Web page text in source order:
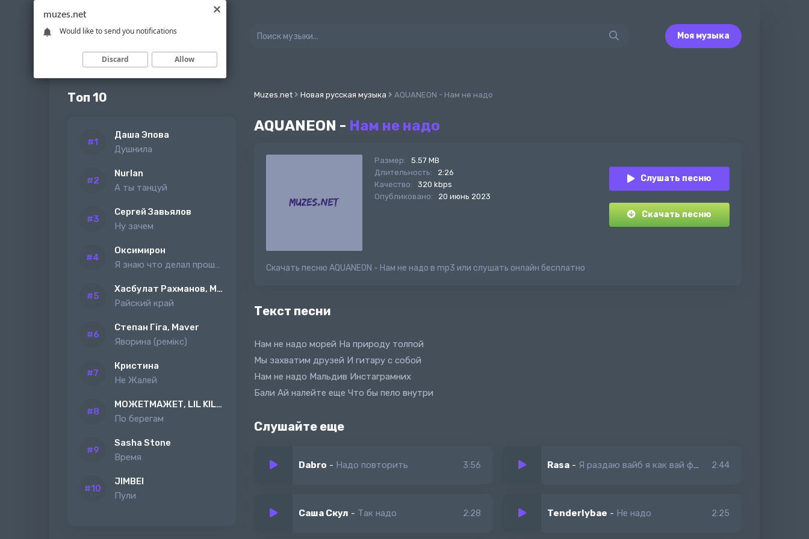
Моя музыка
Топ 10
Даша Эпова
Душнила
Nurlan
А ты танцуй
Сергей Завьялов
Ну зачем
Оксимирон
Я знаю что делал прошлым летом
Хасбулат Рахманов, MAGAS
Райский край
Степан Гіга, Maver
Яворина (ремiкс)
Кристина
Не Жалей
МОЖЕТМАЖЕТ, LIL KILAH
По берегам
Sasha Stone
Время
JIMBEI
Пули
Muzes.net Новая русская музыка AQUANEON - Нам не надо
AQUANEON - Нам не надо
Размер:
5.57 MB
Длительность:
2:26
Качество:
320 kbps
Опубликовано:
20 июнь 2023
Слушать песню
Скачать песню
Скачать песню AQUANEON - Нам не надо в mp3 или слушать онлайн бесплатно
Текст песни
Нам не надо морей На природу толпой
Мы захватим друзей И гитару с собой
Нам не надо Мальдив Инстаграмних
Бали Ай налейте еще Что бы пело внутри
Слушайте еще
Dabro - Надо повторить 3:56 Rasa - Я раздаю вайб я как вай фай 2:44
Саша Скул - Так надо 2:28 Tenderlybae - Не надо 2:25
muzes.net
Would like to send you notifications
Discard Allow